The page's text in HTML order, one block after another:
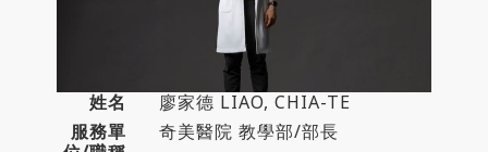
姓名
廖家德 LIAO, CHIA-TE
服務單
奇美醫院 教學部/部長